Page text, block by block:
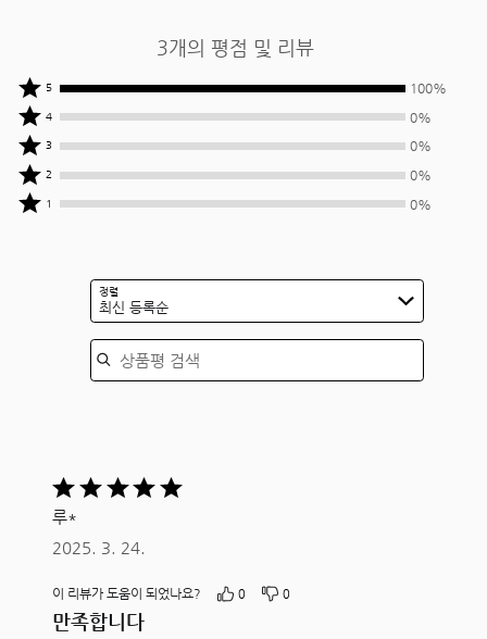
3개의 평점 및 리뷰
상품평
작성자
중
100%
명이
별
5 100%
상품평
작성자
중
0%
명이
4 0%
상품평
작성자
중
0%
3 0%
상품평
작성자
중
2 0%
상품평
1 0%
정렬
최신 등록순
상품평 검색
5
중
5평가됨
루*
2025. 3. 24.
이 리뷰가 도움이 되었나요? 0 0
만족합니다